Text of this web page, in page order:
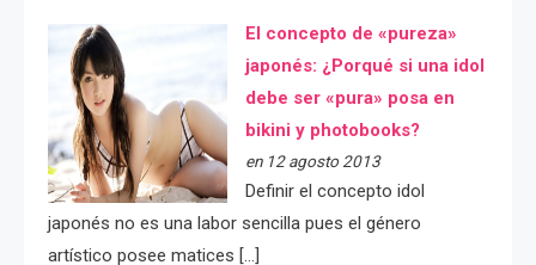
El concepto de «pureza»
japonés: ¿Porqué si una idol
debe ser «pura» posa en
bikini y photobooks?
en 12 agosto 2013
Definir el concepto idol
japonés no es una labor sencilla pues el género
artístico posee matices […]